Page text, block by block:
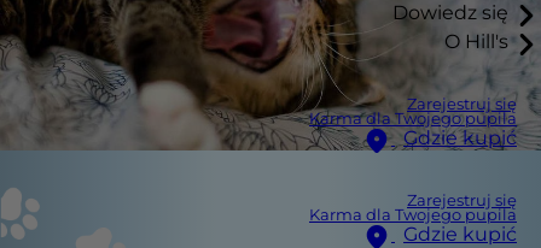
Dowiedz się
O Hill's
Zarejestruj się
Karma dla Twojego pupila
Gdzie kupić
Zarejestruj się
Karma dla Twojego pupila
Gdzie kupić